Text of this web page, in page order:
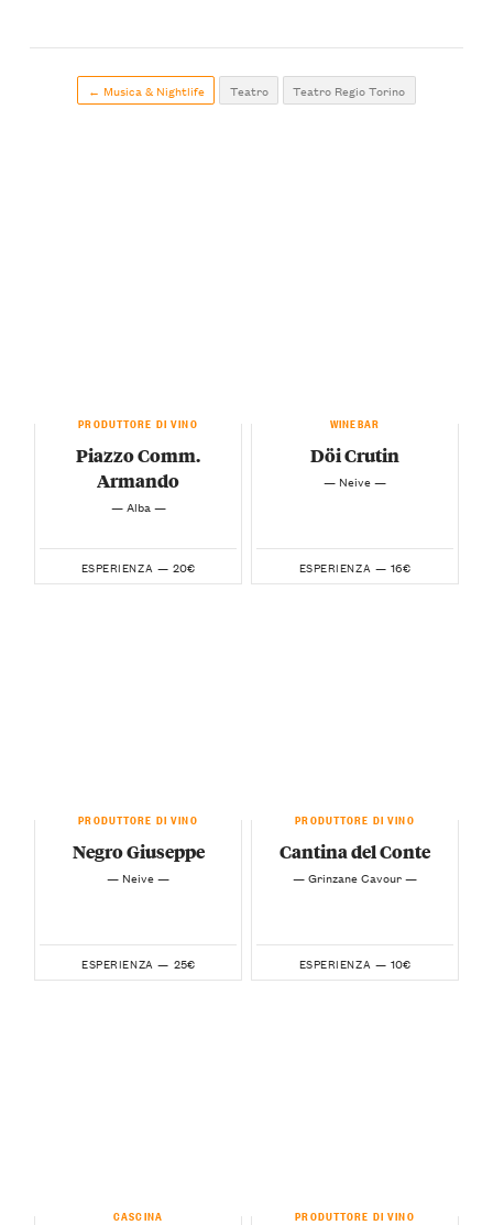
← Musica & Nightlife Teatro Teatro Regio Torino
PRODUTTORE DI VINO
Piazzo Comm.
Armando
— Alba —
ESPERIENZA — 20€
WINEBAR
Döi Crutin
— Neive —
ESPERIENZA — 16€
PRODUTTORE DI VINO
Negro Giuseppe
— Neive —
ESPERIENZA — 25€
PRODUTTORE DI VINO
Cantina del Conte
— Grinzane Cavour —
ESPERIENZA — 10€
CASCINA PRODUTTORE DI VINO